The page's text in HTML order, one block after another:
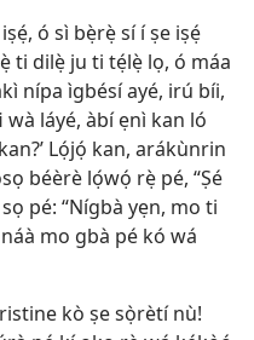
ó sì bẹ̀rẹ̀ sí í ṣe iṣẹ́
ti dilẹ̀ ju ti tẹ́lẹ̀ lọ, ó máa
nípa ìgbésí ayé, irú bíi,
wà láyé, àbí ẹnì kan ló
Lọ́jọ́ kan, arákùnrin
béèrè lọ́wọ́ rẹ̀ pé, “Ṣé
pé: “Nígbà yẹn, mo ti
mo gbà pé kó wá
kò ṣe sọ̀rètí nù!